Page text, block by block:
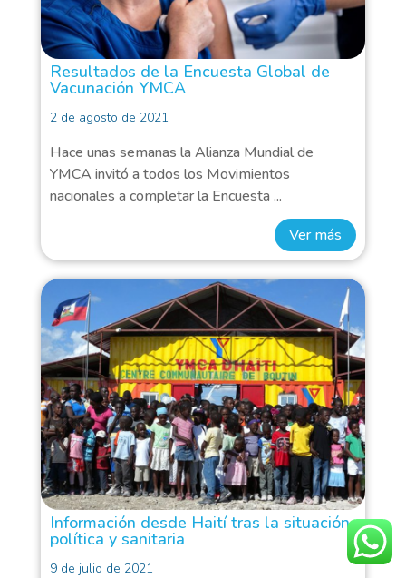
Resultados de la Encuesta Global de
Vacunación YMCA
2 de agosto de 2021
Hace unas semanas la Alianza Mundial de
YMCA invitó a todos los Movimientos
nacionales a completar la Encuesta ...
Ver más
Información desde Haití tras la situación
política y sanitaria
9 de julio de 2021